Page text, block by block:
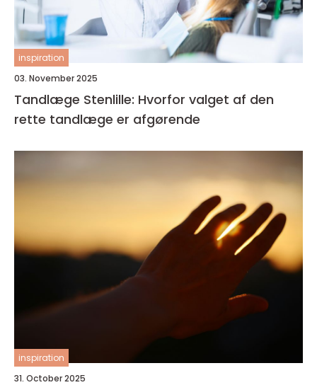
inspiration
03. November 2025
Tandlæge Stenlille: Hvorfor valget af den
rette tandlæge er afgørende
inspiration
31. October 2025